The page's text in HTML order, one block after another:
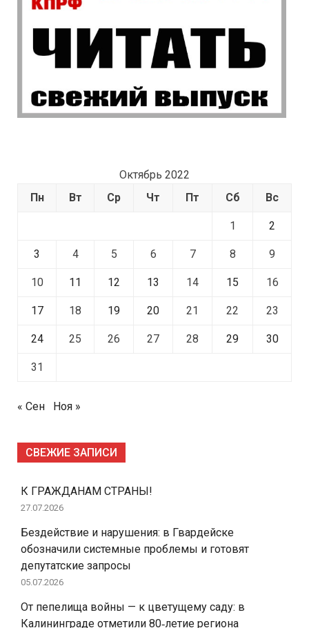
Октябрь 2022
Пн
Вт Ср Чт Пт Сб Вс
1 2
3 4 5 6 7 8 9
10 11 12 13 14 15 16
17 18 19 20 21 22 23
24 25 26 27 28 29 30
31
« Сен Ноя »
СВЕЖИЕ ЗАПИСИ
К ГРАЖДАНАМ СТРАНЫ!
27.07.2026
Бездействие и нарушения: в Гвардейске
обозначили системные проблемы и готовят
депутатские запросы
05.07.2026
От пепелища войны — к цветущему саду: в
Калининграде отметили 80‑летие региона